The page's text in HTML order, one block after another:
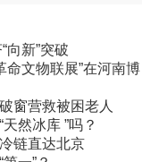
向新”突破
文物联展”在河南博
窗营救被困老人
然冰库 ”吗？
链直达北京